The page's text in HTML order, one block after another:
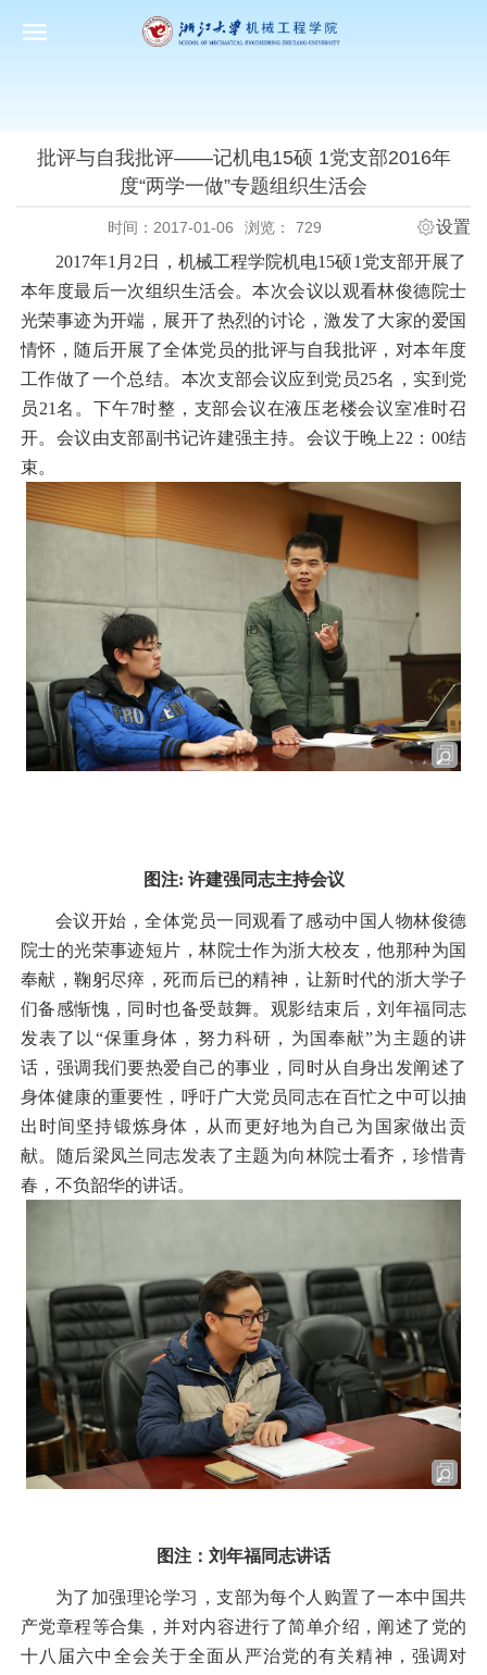
批评与自我批评——记机电15硕 1党支部2016年
度“两学一做”专题组织生活会
时间：2017-01-06 浏览： 729
设置
2017年1 月 2 日，机械工程学院机电15硕1 党支部开展了
本年度最后一次组织生活会。本次会议以观看林俊德院士
光荣事迹为开端，展开了热烈的讨论，激发了大家的爱国
情怀，随后开展了全体党员的批评与自我批评，对本年度
工作做了一个总结。本次支部会议应到党员25名，实到党
员21名。下午7时整，支部会议在液压老楼会议室准时召
开。会议由支部副书记许建强主持。会议于晚上 22 ： 00结
束。
图注: 许建强同志主持会议
会议开始，全体党员一同观看了感动中国人物林俊德
院士的光荣事迹短片，林院士作为浙大校友，他那种为国
奉献，鞠躬尽瘁，死而后已的精神，让新时代的浙大学子
们备感惭愧，同时也备受鼓舞。观影结束后，刘年福同志
发表了以“保重身体，努力科研，为国奉献”为主题的讲
话，强调我们要热爱自己的事业，同时从自身出发阐述了
身体健康的重要性，呼吁广大党员同志在百忙之中可以抽
出时间坚持锻炼身体，从而更好地为自己为国家做出贡
献。随后梁凤兰同志发表了主题为向林院士看齐，珍惜青
春，不负韶华的讲话。
图注：刘年福同志讲话
为了加强理论学习，支部为每个人购置了一本中国共
产党章程等合集，并对内容进行了简单介绍，阐述了党的
十八届六中全会关于全面从严治党的有关精神，强调对